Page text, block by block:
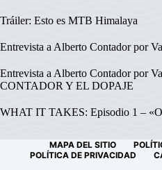
Tráiler: Esto es MTB Himalaya
Entrevista a Alberto Contador por
Entrevista a Alberto Contador por
CONTADOR Y EL DOPAJE
WHAT IT TAKES: Episodio 1 –
MAPA DEL SITIO
POLÍTICA DE PRIVACIDAD